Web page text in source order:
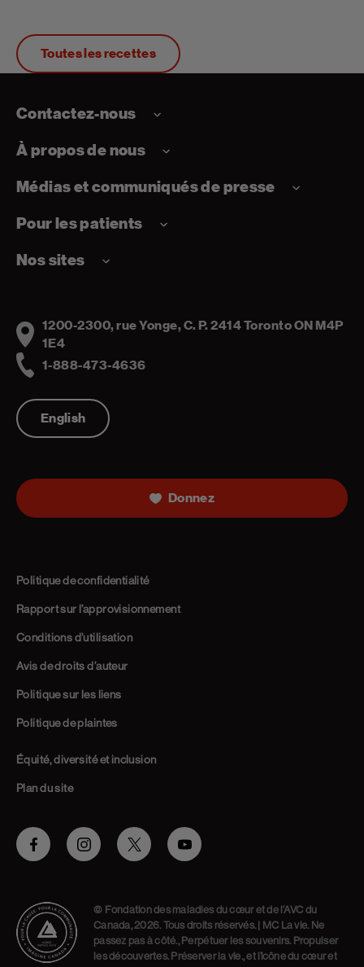
Toutes les recettes
Contactez-nous
À propos de nous
Médias et communiqués de presse
Pour les patients
Nos sites
Address
1200-2300, rue Yonge, C. P. 2414 Toronto ON M4P
1E4
1-888-473-4636
English
Donnez
Politique de confidentialité
Rapport sur l’approvisionnement
Conditions d’utilisation
Avis de droits d’auteur
Politique sur les liens
Politique de plaintes
Équité, diversité et inclusion
Plan du site
FacebookInstagramTwitter Youtube
© Fondation des maladies du cœur et de l’AVC du
Canada, 2026. Tous droits réservés. | MC La vie. Ne
passez pas à côté., Perpétuer les souvenirs. Propulser
les découvertes. Préserver la vie., et l’icône du cœur et